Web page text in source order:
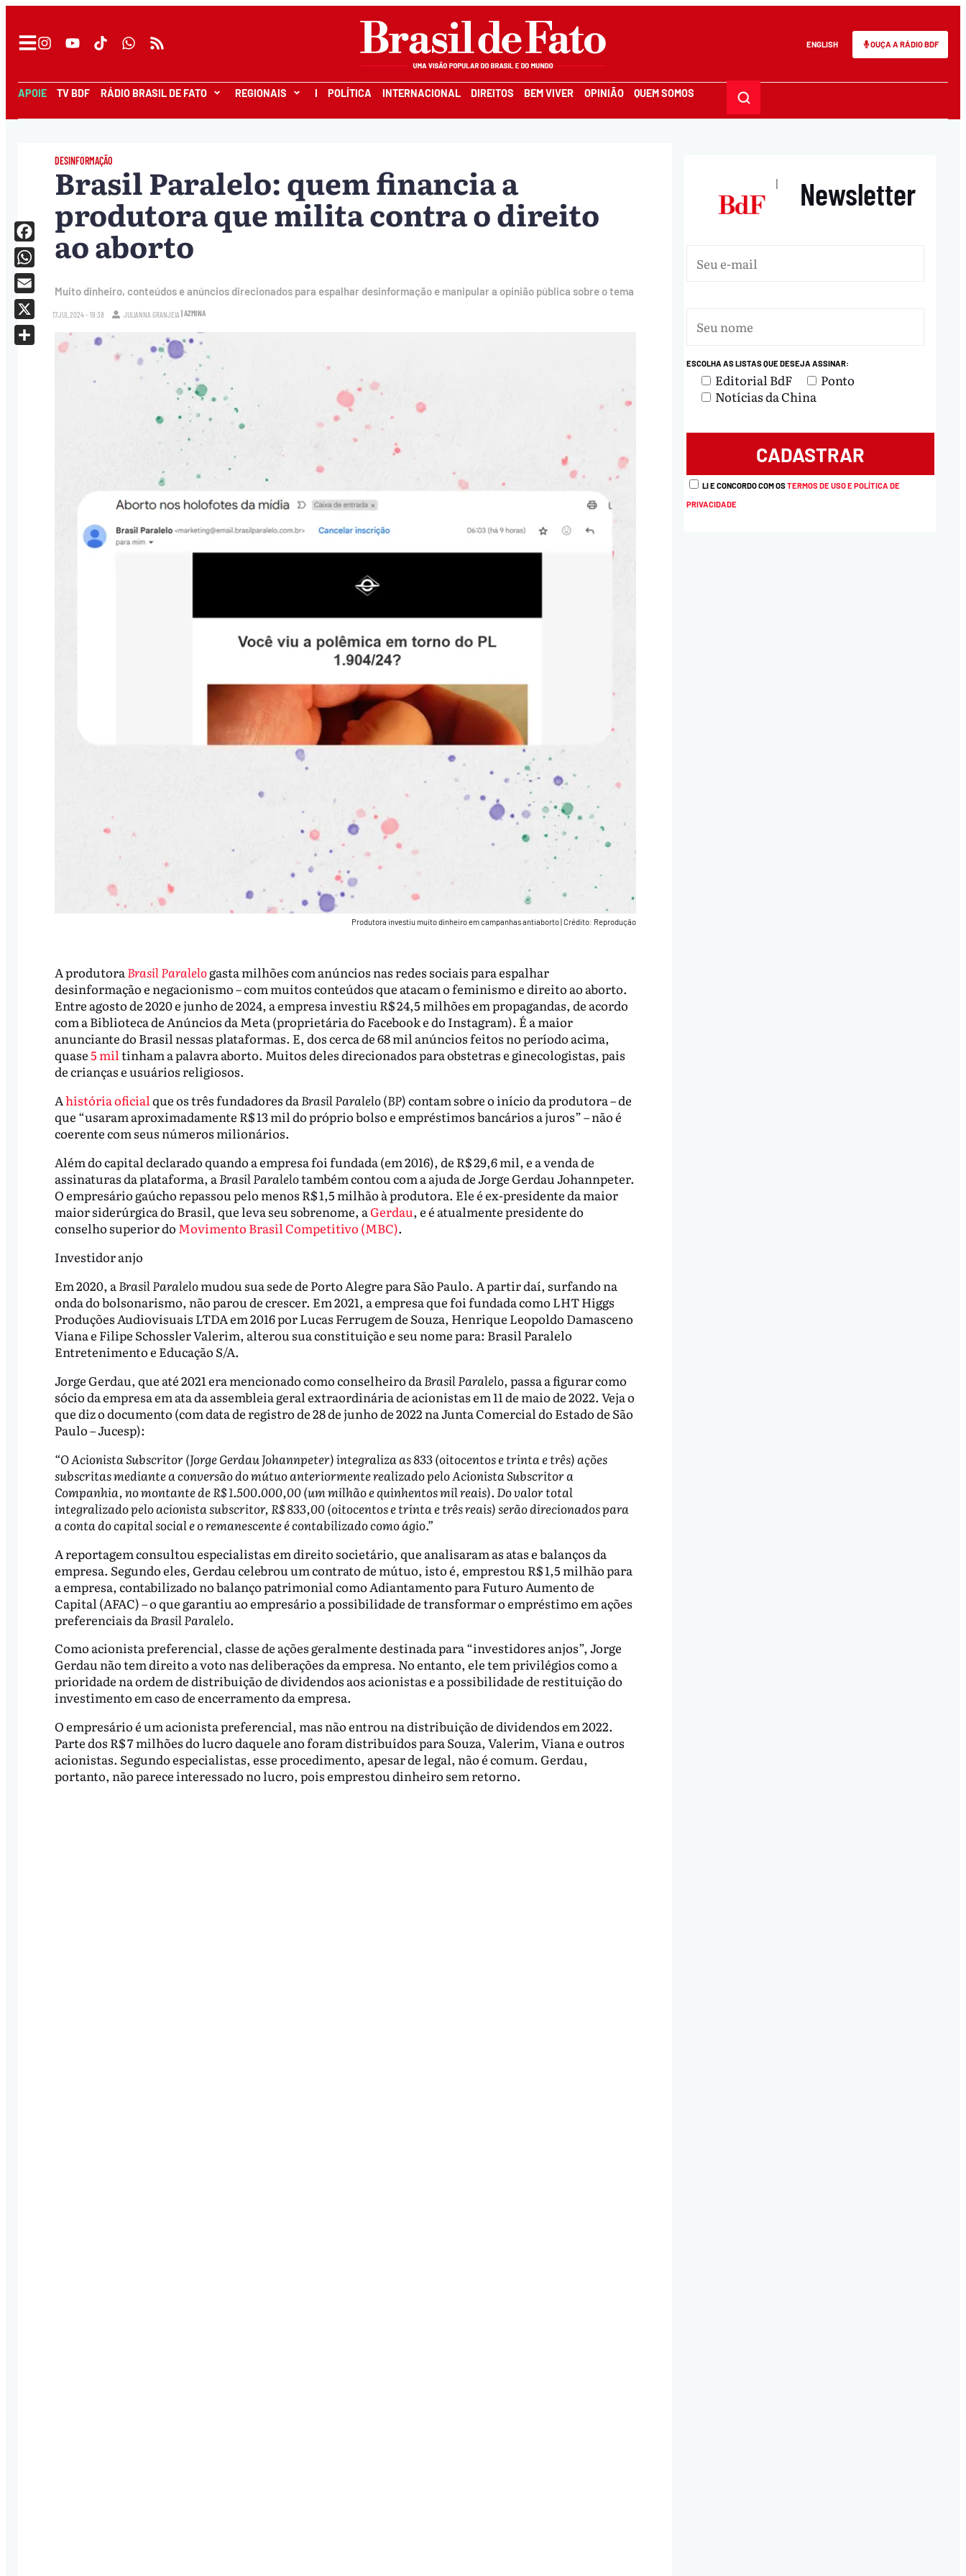
ENGLISH OUÇA A RÁDIO BDF
APOIE TV BDF RÁDIO BRASIL DE FATO REGIONAIS I POLÍTICA INTERNACIONAL DIREITOS BEM VIVER OPINIÃO QUEM SOMOS
DESINFORMAÇÃO
Brasil Paralelo: quem financia a
produtora que milita contra o direito
ao aborto
Muito dinheiro, conteúdos e anúncios direcionados para espalhar desinformação e manipular a opinião pública sobre o tema
17.JUL.2024 - 19:38 JULIANNA GRANJEIA | AZMINA
Produtora investiu muito dinheiro em campanhas antiaborto|Crédito: Reprodução
A produtoraBrasil Paralelogasta milhões com anúncios nas redes sociais para espalhar
desinformação e negacionismo – com muitos conteúdos que atacam o feminismo e direito ao aborto.
Entre agosto de 2020 e junho de 2024, a empresa investiu R$ 24,5 milhões em propagandas, de acordo
com a Biblioteca de Anúncios da Meta (proprietária do Facebook e do Instagram). É a maior
anunciante do Brasil nessas plataformas. E, dos cerca de 68 mil anúncios feitos no período acima,
quase5 miltinham a palavra aborto. Muitos deles direcionados para obstetras e ginecologistas, pais
de crianças e usuários religiosos.
Ahistória oficialque os três fundadores daBrasil Paralelo(BP) contam sobre o início da produtora – de
que “usaram aproximadamente R$ 13 mil do próprio bolso e empréstimos bancários a juros” – não é
coerente com seus números milionários.
Além do capital declarado quando a empresa foi fundada (em 2016), de R$ 29,6 mil, e a venda de
assinaturas da plataforma, aBrasil Paralelotambém contou com a ajuda de Jorge Gerdau Johannpeter.
O empresário gaúcho repassou pelo menos R$ 1,5 milhão à produtora. Ele é ex-presidente da maior
maior siderúrgica do Brasil, que leva seu sobrenome, aGerdau, e é atualmente presidente do
conselho superior do Movimento Brasil Competitivo (MBC).
Investidor anjo
Em 2020, a Brasil Paralelomudou sua sede de Porto Alegre para São Paulo. A partir daí, surfando na
onda do bolsonarismo, não parou de crescer. Em 2021, a empresa que foi fundada como LHT Higgs
Produções Audiovisuais LTDA em 2016 por Lucas Ferrugem de Souza, Henrique Leopoldo Damasceno
Viana e Filipe Schossler Valerim, alterou sua constituição e seu nome para: Brasil Paralelo
Entretenimento e Educação S/A.
Jorge Gerdau, que até 2021 era mencionado como conselheiro da Brasil Paralelo, passa a figurar como
sócio da empresa em ata da assembleia geral extraordinária de acionistas em 11 de maio de 2022. Veja o
que diz o documento (com data de registro de 28 de junho de 2022 na Junta Comercial do Estado de São
Paulo – Jucesp):
“O Acionista Subscritor (Jorge Gerdau Johannpeter) integraliza as 833 (oitocentos e trinta e três) ações
subscritas mediante a conversão do mútuo anteriormente realizado pelo Acionista Subscritor a
Companhia, no montante de R$ 1.500.000,00 (um milhão e quinhentos mil reais). Do valor total
integralizado pelo acionista subscritor, R$ 833,00 (oitocentos e trinta e três reais) serão direcionados para
a conta do capital social e o remanescente é contabilizado como ágio.”
A reportagem consultou especialistas em direito societário, que analisaram as atas e balanços da
empresa. Segundo eles, Gerdau celebrou um contrato de mútuo, isto é, emprestou R$ 1,5 milhão para
a empresa, contabilizado no balanço patrimonial como Adiantamento para Futuro Aumento de
Capital (AFAC) – o que garantiu ao empresário a possibilidade de transformar o empréstimo em ações
preferenciais da Brasil Paralelo.
Como acionista preferencial, classe de ações geralmente destinada para “investidores anjos”, Jorge
Gerdau não tem direito a voto nas deliberações da empresa. No entanto, ele tem privilégios como a
prioridade na ordem de distribuição de dividendos aos acionistas e a possibilidade de restituição do
investimento em caso de encerramento da empresa.
O empresário é um acionista preferencial, mas não entrou na distribuição de dividendos em 2022.
Parte dos R$ 7 milhões do lucro daquele ano foram distribuídos para Souza, Valerim, Viana e outros
acionistas. Segundo especialistas, esse procedimento, apesar de legal, não é comum. Gerdau,
portanto, não parece interessado no lucro, pois emprestou dinheiro sem retorno.
Facebook
WhatsApp
Email
X
| Newsletter
ESCOLHA AS LISTAS QUE DESEJA ASSINAR:
Editorial BdF
Ponto
Notícias da China
LI E CONCORDO COM OSTERMOS DE USO E POLÍTICA DE
PRIVACIDADE